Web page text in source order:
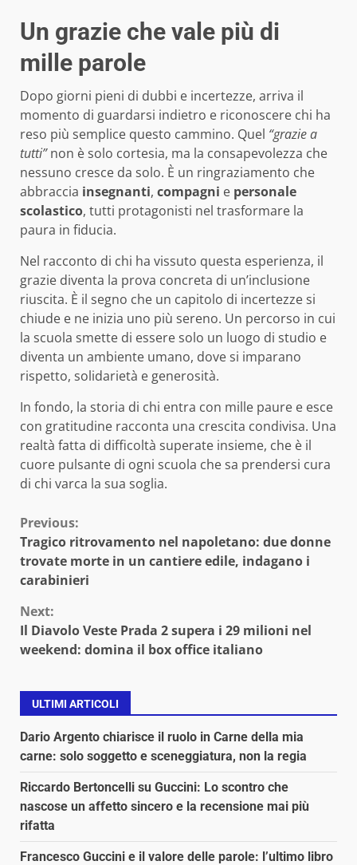
Un grazie che vale più di
mille parole
Dopo giorni pieni di dubbi e incertezze, arriva il
momento di guardarsi indietro e riconoscere chi ha
reso più semplice questo cammino. Quel “grazie a
tutti”non è solo cortesia, ma la consapevolezza che
nessuno cresce da solo. È un ringraziamento che
abbraccia insegnanti, compagni e personale
scolastico, tutti protagonisti nel trasformare la
paura in fiducia.
Nel racconto di chi ha vissuto questa esperienza, il
grazie diventa la prova concreta di un’inclusione
riuscita. È il segno che un capitolo di incertezze si
chiude e ne inizia uno più sereno. Un percorso in cui
la scuola smette di essere solo un luogo di studio e
diventa un ambiente umano, dove si imparano
rispetto, solidarietà e generosità.
In fondo, la storia di chi entra con mille paure e esce
con gratitudine racconta una crescita condivisa. Una
realtà fatta di difficoltà superate insieme, che è il
cuore pulsante di ogni scuola che sa prendersi cura
di chi varca la sua soglia.
Continue
Reading
Previous:
Tragico ritrovamento nel napoletano: due donne
trovate morte in un cantiere edile, indagano i
carabinieri
Next:
Il Diavolo Veste Prada 2 supera i 29 milioni nel
weekend: domina il box office italiano
ULTIMI ARTICOLI
Dario Argento chiarisce il ruolo in Carne della mia
carne: solo soggetto e sceneggiatura, non la regia
Riccardo Bertoncelli su Guccini: Lo scontro che
nascose un affetto sincero e la recensione mai più
rifatta
Francesco Guccini e il valore delle parole: l’ultimo libro